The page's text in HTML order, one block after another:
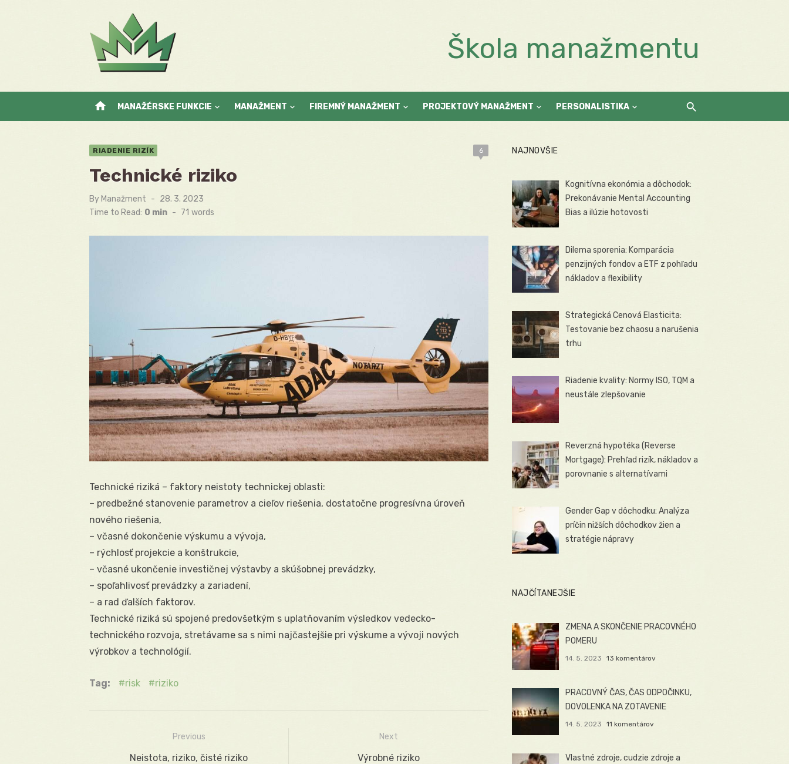
Škola manažmentu
home MANAŽÉRSKE FUNKCIE MANAŽMENT FIREMNÝ MANAŽMENT PROJEKTOVÝ MANAŽMENT PERSONALISTIKA
RIADENIE RIZÍK 6
Technické riziko
By Manažment
Posted
on
28. 3. 2023
Time to Read: 0 min - 71 words
Technické riziká – faktory neistoty technickej oblasti:
– predbežné stanovenie parametrov a cieľov riešenia, dostatočne progresívna úroveň
nového riešenia,
– včasné dokončenie výskumu a vývoja,
– rýchlosť projekcie a konštrukcie,
– včasné ukončenie investičnej výstavby a skúšobnej prevádzky,
– spoľahlivosť prevádzky a zariadení,
– a rad ďalších faktorov.
Technické riziká sú spojené predovšetkým s uplatňovaním výsledkov vedecko-
technického rozvoja, stretávame sa s nimi najčastejšie pri výskume a vývoji nových
výrobkov a technológií.
Tag: risk riziko
Navigácia
Previous
Previous
Neistota, riziko, čisté riziko
Next
Next
Výrobné riziko
NAJNOVŠIE
Kognitívna ekonómia a dôchodok:
Prekonávanie Mental Accounting
Bias a ilúzie hotovosti
Dilema sporenia: Komparácia
penzijných fondov a ETF z pohľadu
nákladov a flexibility
Strategická Cenová Elasticita:
Testovanie bez chaosu a narušenia
trhu
Riadenie kvality: Normy ISO, TQM a
neustále zlepšovanie
Reverzná hypotéka (Reverse
Mortgage): Prehľad rizík, nákladov a
porovnanie s alternatívami
Gender Gap v dôchodku: Analýza
príčin nižších dôchodkov žien a
stratégie nápravy
NAJČÍTANEJŠIE
ZMENA A SKONČENIE PRACOVNÉHO
POMERU
14. 5. 2023 13 komentárov
PRACOVNÝ ČAS, ČAS ODPOČINKU,
DOVOLENKA NA ZOTAVENIE
14. 5. 2023 11 komentárov
Vlastné zdroje, cudzie zdroje a